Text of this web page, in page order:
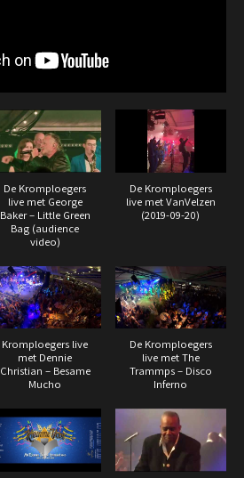
De Kromploegers
live met George
Baker – Little Green
Bag (audience
video)
De Kromploegers
live met VanVelzen
(2019-09-20)
Kromploegers live
met Dennie
Christian – Besame
Mucho
De Kromploegers
live met The
Trammps – Disco
Inferno